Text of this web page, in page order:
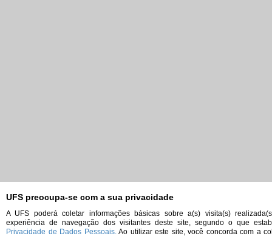
UFS preocupa-se com a sua privacidade
A UFS poderá coletar informações básicas sobre a(s) visita(s)
experiência de navegação dos visitantes deste site, segundo o que
Privacidade de Dados Pessoais.Ao utilizar este site, você concorda com a